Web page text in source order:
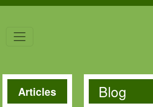
Articles Blog